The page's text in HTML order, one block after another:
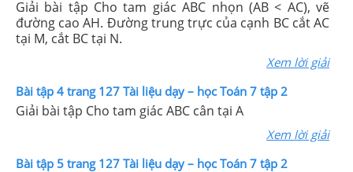
Giải bài tập Cho tam giác ABC nhọn (AB < AC), vẽ
đường cao AH. Đường trung trực của cạnh BC cắt AC
tại M, cắt BC tại N.
Xem lời giải
Bài tập 4 trang 127 Tài liệu dạy – học Toán 7 tập 2
Giải bài tập Cho tam giác ABC cân tại A
Xem lời giải
Bài tập 5 trang 127 Tài liệu dạy – học Toán 7 tập 2